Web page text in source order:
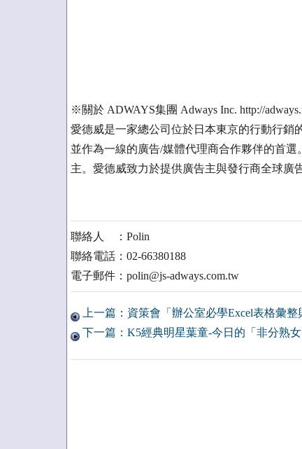
※關於 ADWAYS集團 Adways Inc. http://
愛德威是一家總公司位於日本東京的行動行銷
並作為一線的廣告/媒體代理商合作夥伴的首
主。愛德威致力於提供廣告主與發行商全球廣
聯絡人 ：Polin
聯絡電話：02-66380188
電子郵件：polin@js-adways.com.tw
上一篇：資策會「辦公室必學Excel表格彙整
下一篇：K5經典明星葉童-今日的「非分熟女